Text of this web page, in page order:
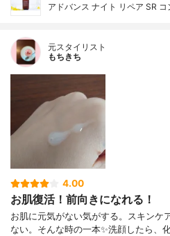
アドバンス ナイト リペア SR
元スタイリスト
もちきち
4.00
お肌復活！前向きになれる！
お肌に元気がない気がする。スキンケ
ない。そんな時の一本✨洗顔したら、